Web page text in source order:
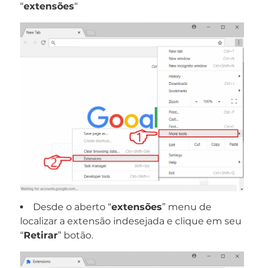
“extensões“
Desde o aberto “extensões” menu de
localizar a extensão indesejada e clique em seu
“Retirar” botão.